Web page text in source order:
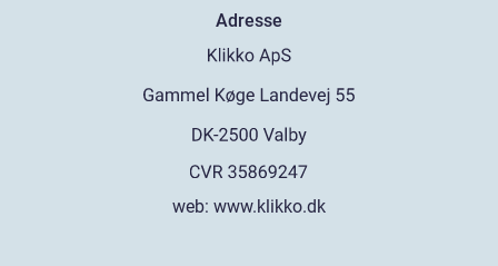
Adresse
web: www.klikko.dk